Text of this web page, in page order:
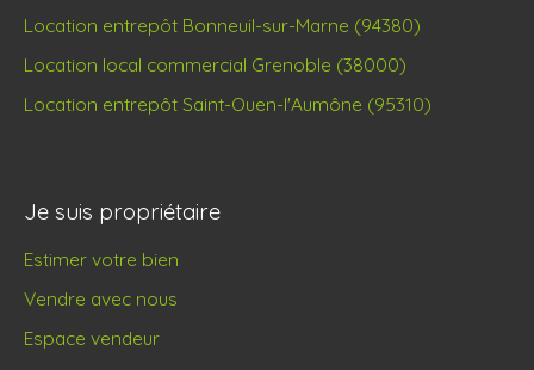
Location entrepôt Bonneuil-sur-Marne (94380)
Location local commercial Grenoble (38000)
Location entrepôt Saint-Ouen-l'Aumône (95310)
Je suis propriétaire
Estimer votre bien
Vendre avec nous
Espace vendeur